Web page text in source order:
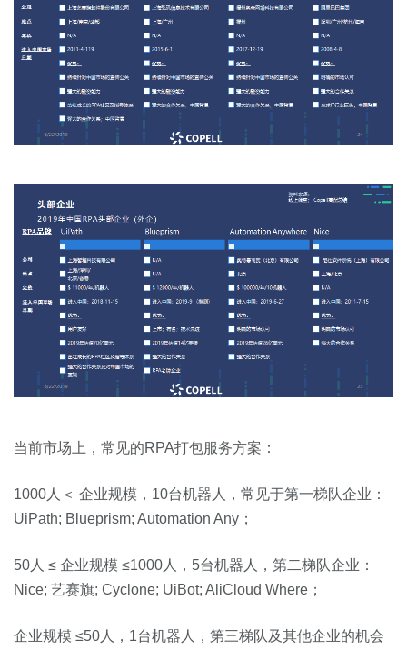
当前市场上，常见的RPA打包服务方案：
1000人＜ 企业规模，10台机器人，常见于第一梯队企业：
UiPath; Blueprism; Automation Any；
50人 ≤ 企业规模 ≤1000人，5台机器人，第二梯队企业：
Nice; 艺赛旗; Cyclone; UiBot; AliCloud Where；
企业规模 ≤50人，1台机器人，第三梯队及其他企业的机会